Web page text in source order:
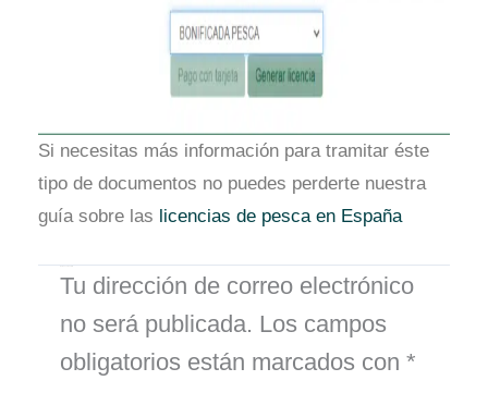
Si necesitas más información para tramitar éste
tipo de documentos no puedes perderte nuestra
guía sobre las licencias de pesca en España
Tu dirección de correo electrónico
no será publicada. Los campos
obligatorios están marcados con *